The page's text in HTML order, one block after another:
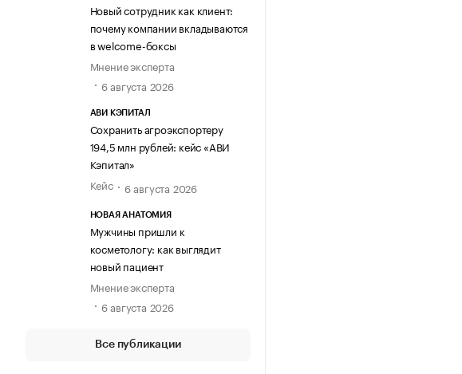
Новый сотрудник как клиент:
почему компании вкладываются
в welcome-боксы
Мнение эксперта
6 августа 2026
АВИ КЭПИТАЛ
Сохранить агроэкспортеру
194,5 млн рублей: кейс «АВИ
Кэпитал»
Кейс
6 августа 2026
НОВАЯ АНАТОМИЯ
Мужчины пришли к
косметологу: как выглядит
новый пациент
Мнение эксперта
6 августа 2026
Все публикации